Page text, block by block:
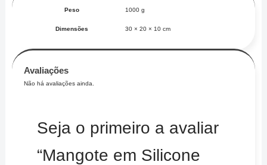
Peso 1000 g
Dimensões 30 × 20 × 10 cm
Avaliações
Não há avaliações ainda.
Seja o primeiro a avaliar
“Mangote em Silicone